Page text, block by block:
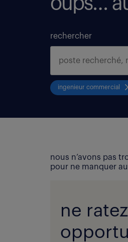
rechercher
ingenieur commercial
nous n’avons pas
pour ne manquer
ne